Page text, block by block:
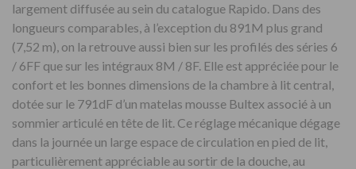
largement diffusée au sein du catalogue Rapido. Dans des
longueurs comparables, à l’exception du 891M plus grand
(7,52 m), on la retrouve aussi bien sur les profilés des séries 6
/ 6FF que sur les intégraux 8M / 8F. Elle est appréciée pour le
confort et les bonnes dimensions de la chambre à lit central,
dotée sur le 791dF d’un matelas mousse Bultex associé à un
sommier articulé en tête de lit. Ce réglage mécanique dégage
dans la journée un large espace de circulation en pied de lit,
particulièrement appréciable au sortir de la douche, au